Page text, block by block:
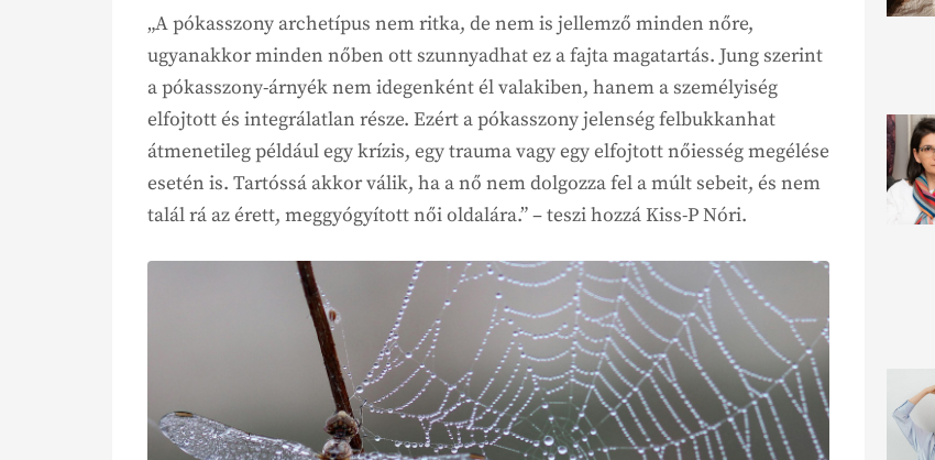
„A pókasszony archetípus nem ritka, de nem is jellemző minden nőre,
ugyanakkor minden nőben ott szunnyadhat ez a fajta magatartás. Jung szerint
a pókasszony-árnyék nem idegenként él valakiben, hanem a személyiség
elfojtott és integrálatlan része. Ezért a pókasszony jelenség felbukkanhat
átmenetileg például egy krízis, egy trauma vagy egy elfojtott nőiesség megélése
esetén is. Tartóssá akkor válik, ha a nő nem dolgozza fel a múlt sebeit, és nem
talál rá az érett, meggyógyított női oldalára.” – teszi hozzá Kiss-P Nóri.